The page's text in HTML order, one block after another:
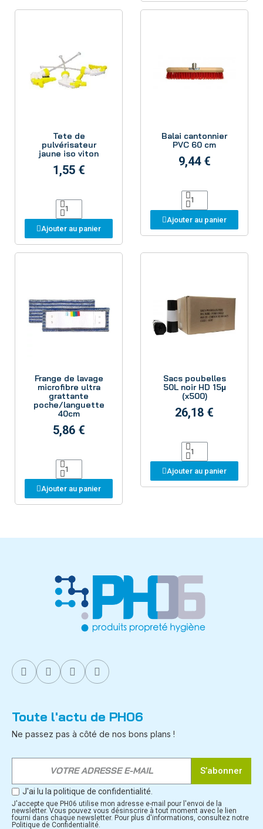
Tete de
pulvérisateur
jaune iso viton
1,55 €
Ajouter au panier
Balai cantonnier
PVC 60 cm
9,44 €
Ajouter au panier
Frange de lavage
microfibre ultra
grattante
poche/languette
40cm
5,86 €
Ajouter au panier
Sacs poubelles
50L noir HD 15µ
(x500)
26,18 €
Ajouter au panier
Toute l'actu de PH06
Ne passez pas à côté de nos bons plans !
S’abonner
J'ai lu la politique de confidentialité.
J'accepte que PH06 utilise mon adresse e-mail pour l'envoi de la
newsletter. Vous pouvez vous désinscrire à tout moment avec le lien
fourni dans chaque newsletter. Pour plus d'informations, consultez notre
Politique de Confidentialité.